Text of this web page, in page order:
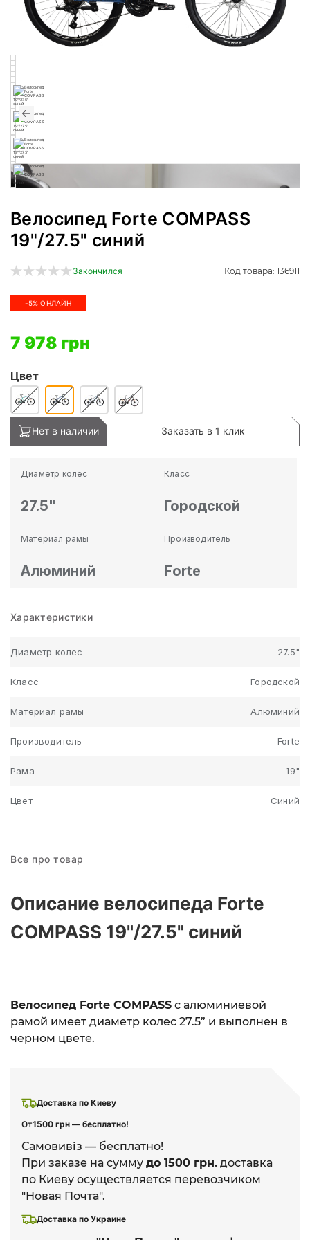
Велосипед Forte COMPASS
19"/27.5" синий
Закончился Код товара: 136911
-5% ОНЛАЙН
7 978 грн
Цвет
Нет в наличии Заказать в 1 клик
Диаметр колес
27.5"
Класс
Городской
Материал рамы
Алюминий
Производитель
Forte
Характеристики
Диаметр колес 27.5"
Класс Городской
Материал рамы Алюминий
Производитель Forte
Рама 19"
Цвет Синий
Доставка по Киеву
От1500 грн — бесплатно!
Самовивіз — бесплатно!
При заказе на сумму до 1500 грн. доставка
по Киеву осуществляется перевозчиком
"Новая Почта".
Доставка по Украине
Все про товар
Описание велосипеда Forte
COMPASS 19"/27.5" синий
Велосипед Forte COMPASS с алюминиевой
рамой имеет диаметр колес 27.5” и выполнен в
черном цвете.